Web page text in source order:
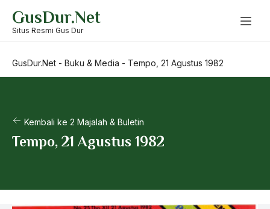
content
GusDur.Net
Situs Resmi Gus Dur
GusDur.Net - Buku & Media - Tempo, 21 Agustus 1982
Kembali ke 2 Majalah & Buletin
Tempo, 21 Agustus 1982